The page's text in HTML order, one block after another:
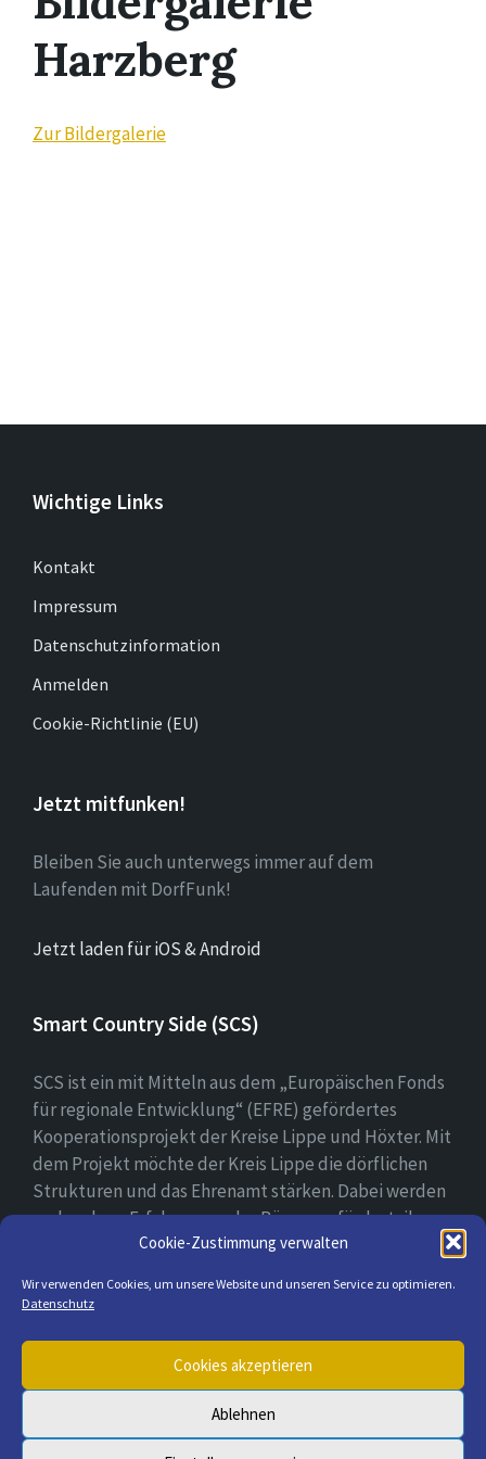
Cookie-Zustimmung verwalten
Wir verwenden Cookies, um unsere Website und unseren Service zu optimieren.
Datenschutz
Cookies akzeptieren
Ablehnen
Harzberg
Zur Bildergalerie
Wichtige Links
Kontakt
Impressum
Datenschutzinformation
Anmelden
Cookie-Richtlinie (EU)
Jetzt mitfunken!
Bleiben Sie auch unterwegs immer auf dem
Laufenden mit DorfFunk!
Jetzt laden für iOS & Android
Smart Country Side (SCS)
SCS ist ein mit Mitteln aus dem „Europäischen Fonds
für regionale Entwicklung“ (EFRE) gefördertes
Kooperationsprojekt der Kreise Lippe und Höxter. Mit
dem Projekt möchte der Kreis Lippe die dörflichen
Strukturen und das Ehrenamt stärken. Dabei werden
vorhandene Erfahrungen der Bürger gefördert, ihre
digitale Kompetenz gestärkt und bei der Erprobung
© 2026 Lügde & seine Ortsteile